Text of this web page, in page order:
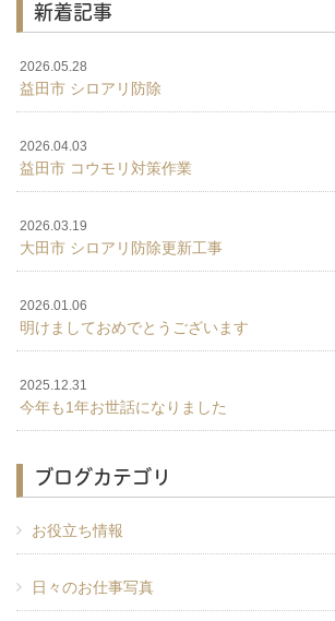
新着記事
2026.05.28
益田市 シロアリ防除
2026.04.03
益田市 コウモリ対策作業
2026.03.19
大田市 シロアリ防除更新工事
2026.01.06
明けましておめでとうございます
2025.12.31
今年も1年お世話になりました
ブログカテゴリ
お役立ち情報
日々のお仕事写真